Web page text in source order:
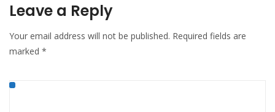
Leave a Reply
Your email address will not be published. Required fields are
marked *